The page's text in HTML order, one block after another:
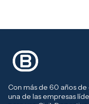
Con más de 60 años
una de las empresas